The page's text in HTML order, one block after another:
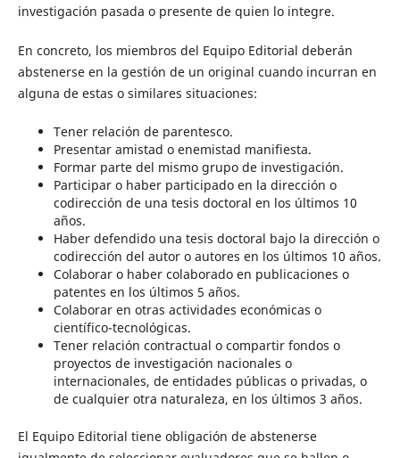
investigación pasada o presente de quien lo integre.
En concreto, los miembros del Equipo Editorial deberán
abstenerse en la gestión de un original cuando incurran en
alguna de estas o similares situaciones:
Tener relación de parentesco.
Presentar amistad o enemistad manifiesta.
Formar parte del mismo grupo de investigación.
Participar o haber participado en la dirección o
codirección de una tesis doctoral en los últimos 10
años.
Haber defendido una tesis doctoral bajo la dirección o
codirección del autor o autores en los últimos 10 años.
Colaborar o haber colaborado en publicaciones o
patentes en los últimos 5 años.
Colaborar en otras actividades económicas o
científico-tecnológicas.
Tener relación contractual o compartir fondos o
proyectos de investigación nacionales o
internacionales, de entidades públicas o privadas, o
de cualquier otra naturaleza, en los últimos 3 años.
El Equipo Editorial tiene obligación de abstenerse